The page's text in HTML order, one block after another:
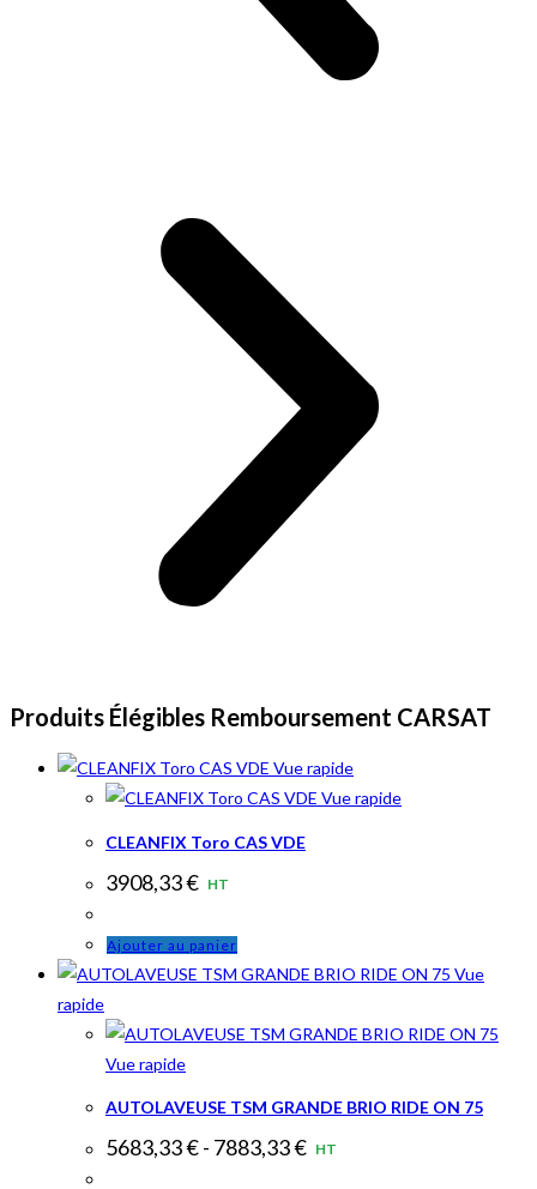
Produits Élégibles Remboursement CARSAT
Vue rapide
Vue rapide
CLEANFIX Toro CAS VDE
3908,33€ HT
Ajouter au panier
Vue
rapide
Vue rapide
AUTOLAVEUSE TSM GRANDE BRIO RIDE ON 75
5683,33€- 7883,33€ HT